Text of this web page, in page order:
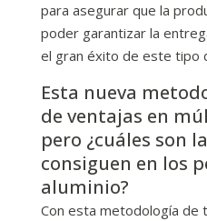
para asegurar que la
poder garantizar la
el gran éxito de este tipo
Esta nueva
de ventajas en
pero ¿cuáles son
consiguen en los
aluminio?
Con esta metodología de